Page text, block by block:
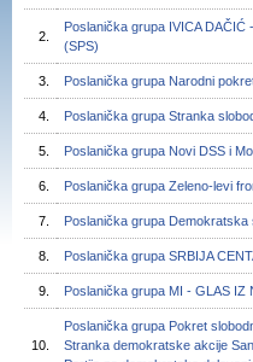
2.
Poslanička grupa IVICA DAČIĆ
(SPS)
3. Poslanička grupa Narodni
4. Poslanička grupa Stranka
5. Poslanička grupa Novi DSS i
6. Poslanička grupa Zeleno-levi
7. Poslanička grupa Demokratska
8. Poslanička grupa SRBIJA
9. Poslanička grupa MI - GLAS IZ
10.
Poslanička grupa Pokret
Stranka demokratske akcije